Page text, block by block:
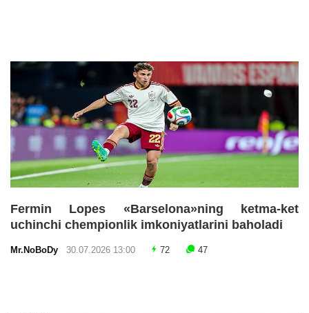
Fermin Lopes «Barselona»ning ketma-ket
uchinchi chempionlik imkoniyatlarini baholadi
Mr.NoBoDy 30.07.2026 13:00 72 47